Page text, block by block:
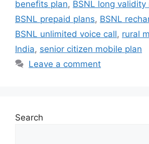
benefits plan, BSNL long validity
BSNL prepaid plans, BSNL
BSNL unlimited voice call, rural
India, senior citizen mobile plan
Leave a comment
Search